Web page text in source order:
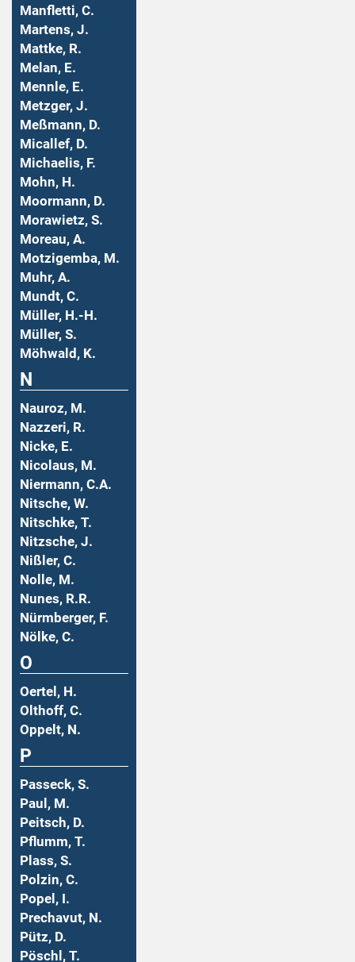
Manfletti, C.
Martens, J.
Mattke, R.
Melan, E.
Mennle, E.
Metzger, J.
Meßmann, D.
Micallef, D.
Michaelis, F.
Mohn, H.
Moormann, D.
Morawietz, S.
Moreau, A.
Motzigemba, M.
Muhr, A.
Mundt, C.
Müller, H.-H.
Müller, S.
Möhwald, K.
N
Nauroz, M.
Nazzeri, R.
Nicke, E.
Nicolaus, M.
Niermann, C.A.
Nitsche, W.
Nitschke, T.
Nitzsche, J.
Nißler, C.
Nolle, M.
Nunes, R.R.
Nürmberger, F.
Nölke, C.
O
Oertel, H.
Olthoff, C.
Oppelt, N.
P
Passeck, S.
Paul, M.
Peitsch, D.
Pflumm, T.
Plass, S.
Polzin, C.
Popel, I.
Prechavut, N.
Pütz, D.
Pöschl, T.